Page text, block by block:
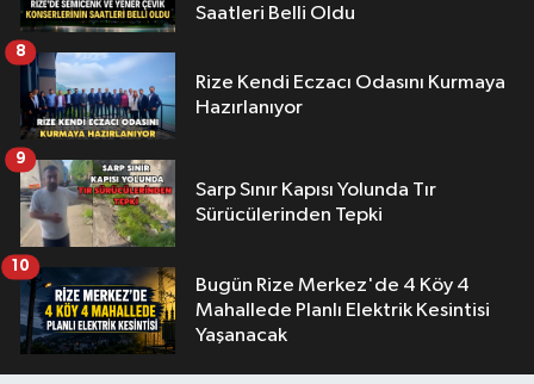
Saatleri Belli Oldu
Rize Kendi Eczacı Odasını Kurmaya
Hazırlanıyor
8
Sarp Sınır Kapısı Yolunda Tır
Sürücülerinden Tepki
9
Bugün Rize Merkez'de 4 Köy 4
Mahallede Planlı Elektrik Kesintisi
Yaşanacak
10